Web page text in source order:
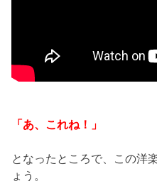
「あ、これね！」
となったところで、この洋
ょう。